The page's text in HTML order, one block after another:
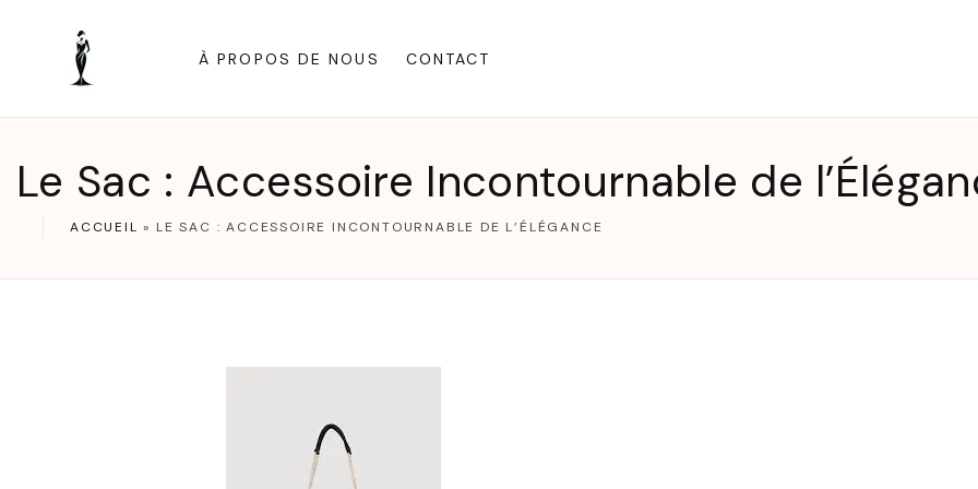
À PROPOS DE NOUS CONTACT
Le Sac : Accessoire Incontournable de
ACCUEIL » LE SAC : ACCESSOIRE INCONTOURNABLE DE L’ÉLÉGANCE